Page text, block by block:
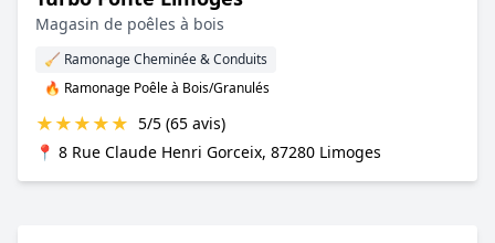
Magasin de poêles à bois
🧹 Ramonage Cheminée & Conduits
🔥 Ramonage Poêle à Bois/Granulés
★★★★★ 5/5 (65 avis)
📍 8 Rue Claude Henri Gorceix, 87280 Limoges